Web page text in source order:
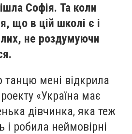
Софія. Та коли
що в цій школі є і
не роздумуючи
танцю мені відкрила
«Україна має
дівчинка, яка теж
і робила неймовірні